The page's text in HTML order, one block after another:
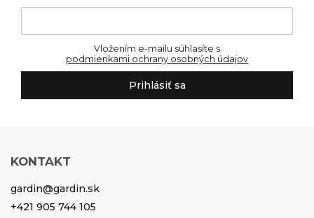
podmienkami ochrany osobných údajov
Prihlásiť sa
KONTAKT
gardin@gardin.sk
+421 905 744 105